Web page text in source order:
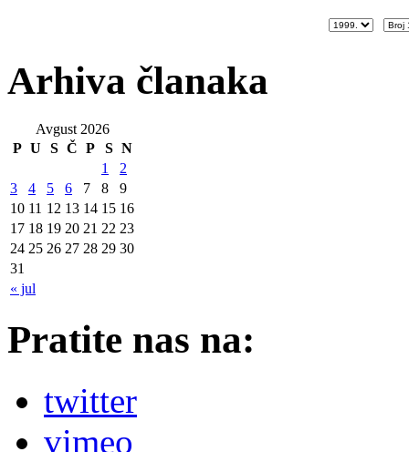
Arhiva članaka
Avgust 2026
P U S Č P S N
« jul
1
2
3
4 5 6 7 8
9
10 11 12 13 14 15 16
17 18 19 20 21 22 23
24 25 26 27 28 29 30
31
Pratite nas na:
twitter
vimeo